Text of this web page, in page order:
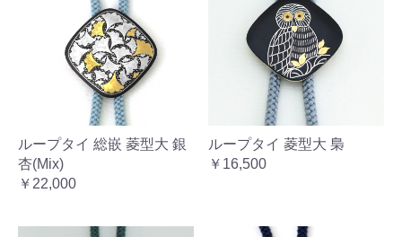
ループタイ 総嵌 菱型大 銀
杏(Mix)
￥22,000
ループタイ 菱型大 梟
￥16,500